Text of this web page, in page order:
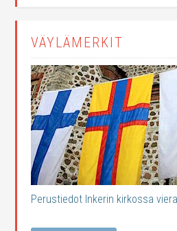
VÄYLÄMERKIT
Perustiedot Inkerin kirkossa